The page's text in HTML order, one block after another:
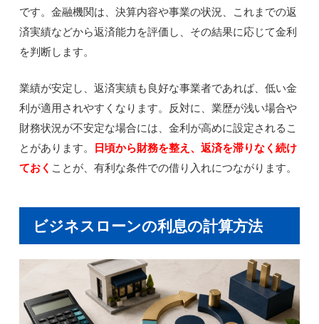
です。金融機関は、決算内容や事業の状況、これまでの返
済実績などから返済能力を評価し、その結果に応じて金利
を判断します。
業績が安定し、返済実績も良好な事業者であれば、低い金
利が適用されやすくなります。反対に、業歴が浅い場合や
財務状況が不安定な場合には、金利が高めに設定されるこ
とがあります。 日頃から財務を整え、返済を滞りなく続け
ておく ことが、有利な条件での借り入れにつながります。
ビジネスローンの利息の計算方法